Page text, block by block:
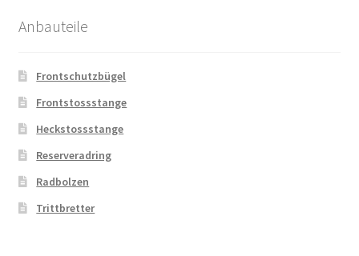
Anbauteile
Frontschutzbügel
Frontstossstange
Heckstossstange
Reserveradring
Radbolzen
Trittbretter